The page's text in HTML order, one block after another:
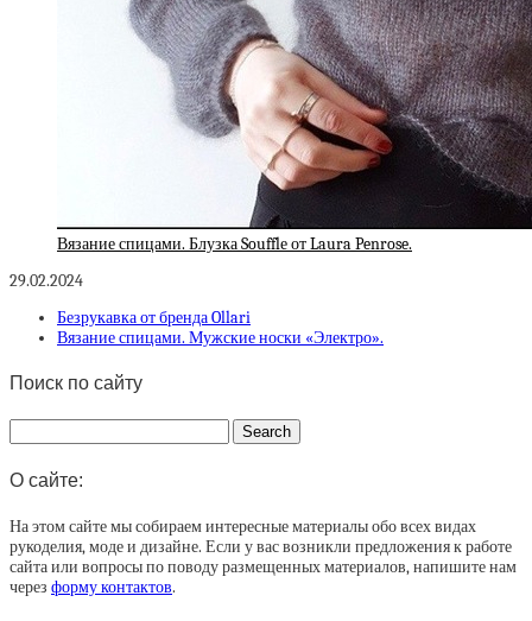
Вязание спицами. Блузка Soufflе от Laura Penrose.
29.02.2024
Безрукавка от бренда Ollari
Вязание спицами. Мужские носки «Электро».
Поиск по сайту
О сайте:
На этом сайте мы собираем интересные материалы обо всех видах
рукоделия, моде и дизайне. Если у вас возникли предложения к работе
сайта или вопросы по поводу размещенных материалов, напишите нам
через форму контактов.